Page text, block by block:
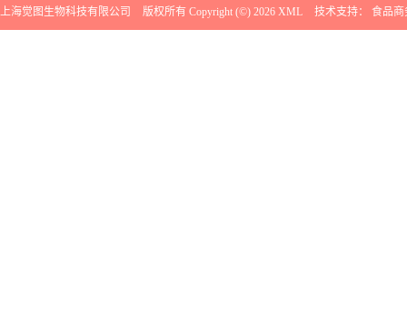
上海觉图生物科技有限公司 版权所有 Copyright (©) 2026 XML 技术支持： 食品商